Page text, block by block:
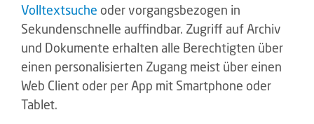
Volltextsuche oder vorgangsbezogen in
Sekundenschnelle auffindbar. Zugriff auf Archiv
und Dokumente erhalten alle Berechtigten über
einen personalisierten Zugang meist über einen
Web Client oder per App mit Smartphone oder
Tablet.